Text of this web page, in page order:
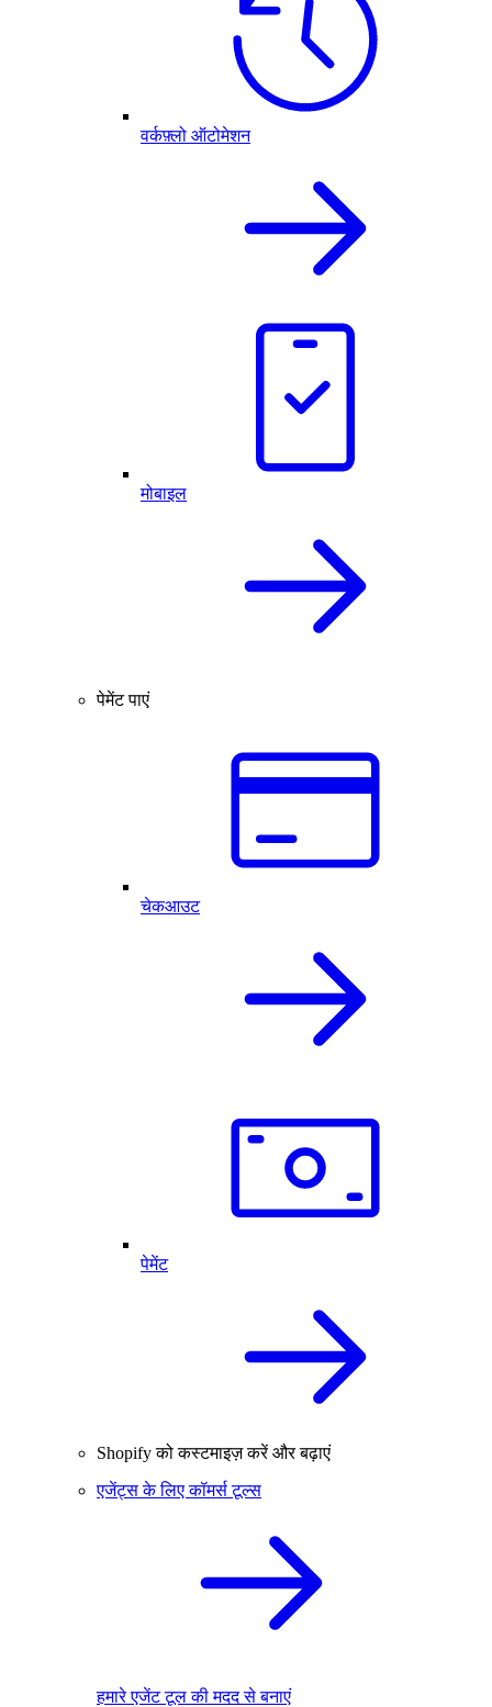
वर्कफ़्लो ऑटोमेशन
मोबाइल
पेमेंट पाएं
चेकआउट
पेमेंट
Shopify को कस्टमाइज़ करें और बढ़ाएं
एजेंट्स के लिए कॉमर्स टूल्स
हमारे एजेंट टूल की मदद से बनाएं